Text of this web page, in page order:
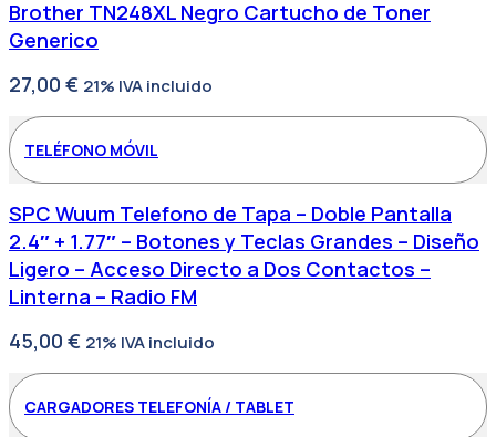
Brother TN248XL Negro Cartucho de Toner
Generico
27,00 € 21% IVA incluido
TELÉFONO MÓVIL
SPC Wuum Telefono de Tapa – Doble Pantalla
2.4″ + 1.77″ – Botones y Teclas Grandes – Diseño
Ligero – Acceso Directo a Dos Contactos –
Linterna – Radio FM
45,00 € 21% IVA incluido
CARGADORES TELEFONÍA / TABLET